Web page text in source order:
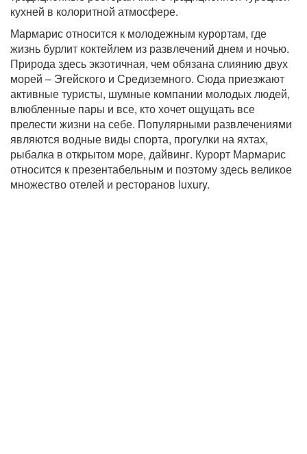
кухней в колоритной атмосфере.
Мармарис относится к молодежным курортам, где
жизнь бурлит коктейлем из развлечений днем и ночью.
Природа здесь экзотичная, чем обязана слиянию двух
морей – Эгейского и Средиземного. Сюда приезжают
активные туристы, шумные компании молодых людей,
влюбленные пары и все, кто хочет ощущать все
прелести жизни на себе. Популярными развлечениями
являются водные виды спорта, прогулки на яхтах,
рыбалка в открытом море, дайвинг. Курорт Мармарис
относится к презентабельным и поэтому здесь великое
множество отелей и ресторанов luxury.